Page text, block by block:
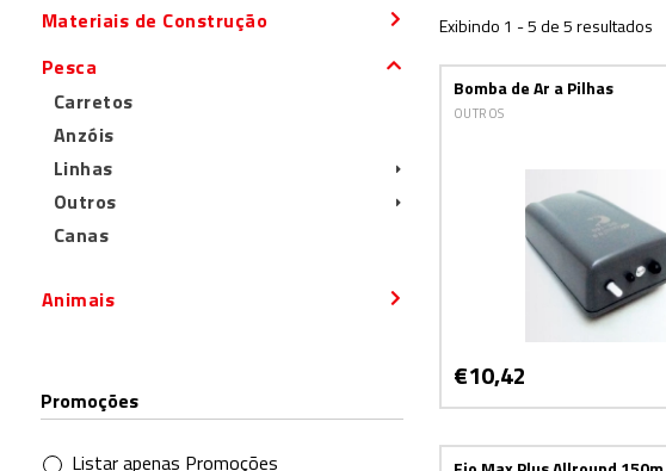
Materiais de Construção
Pesca
Carretos
Anzóis
Linhas
Outros
Canas
Animais
Promoções
Listar apenas Promoções
Exibindo 1 - 5 de 5 resultados
Bomba de Ar a Pilhas
OUTROS
€10,42